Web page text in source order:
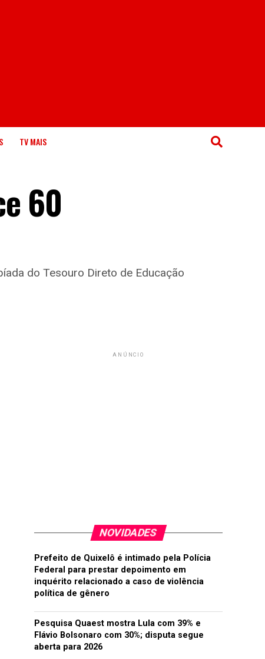
TV MAIS
60
do Tesouro Direto de Educação
ANÚNCIO
NOVIDADES
Prefeito de Quixelô é intimado pela Polícia
Federal para prestar depoimento em
inquérito relacionado a caso de violência
política de gênero
Pesquisa Quaest mostra Lula com 39% e
Flávio Bolsonaro com 30%; disputa segue
aberta para 2026